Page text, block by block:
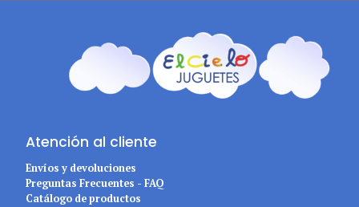
Atención al cliente
Envíos y devoluciones
Preguntas Frecuentes - FAQ
Catálogo de productos